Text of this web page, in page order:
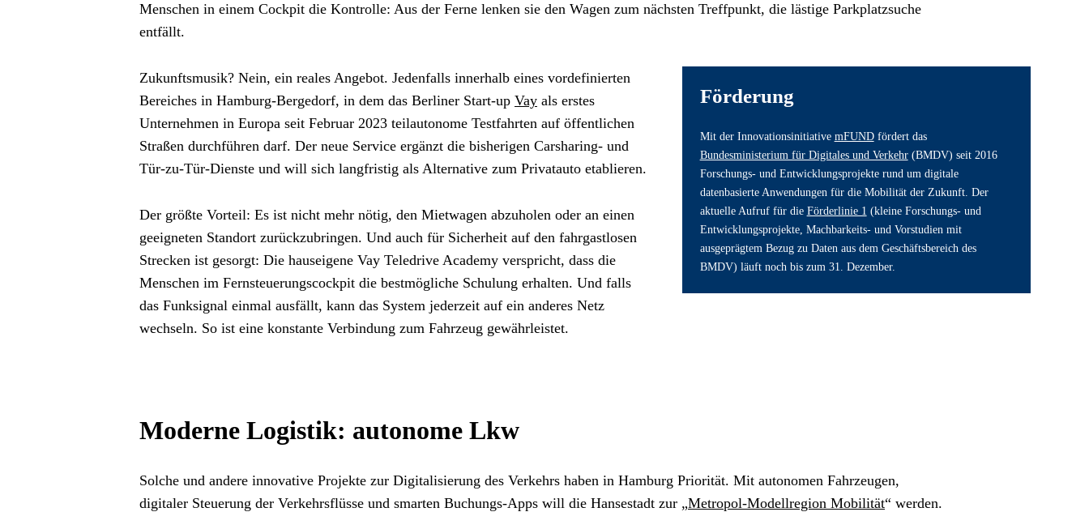
Menschen in einem Cockpit die Kontrolle: Aus der Ferne lenken sie den Wagen zum nächsten Treffpunkt, die lästige Parkplatzsuche
entfällt.
Förderung
Mit der Innovationsinitiative mFUND
fördert das
Bundesministerium für Digitales und Verkehr (BMDV) seit 2016
Forschungs- und Entwicklungsprojekte rund um digitale
datenbasierte Anwendungen für die Mobilität der Zukunft. Der
aktuelle Aufruf für die Förderlinie 1 (kleine Forschungs- und
Entwicklungsprojekte, Machbarkeits- und Vorstudien mit
ausgeprägtem Bezug zu Daten aus dem Geschäftsbereich des
BMDV) läuft noch bis zum 31. Dezember.
Zukunftsmusik? Nein, ein reales Angebot. Jedenfalls innerhalb eines vordefinierten
Bereiches in Hamburg-Bergedorf, in dem das Berliner Start-up Vay als erstes
Unternehmen in Europa seit Februar 2023 teilautonome Testfahrten auf öffentlichen
Straßen durchführen darf. Der neue Service ergänzt die bisherigen Carsharing- und
Tür-zu-Tür-Dienste und will sich langfristig als Alternative zum Privatauto etablieren.
Der größte Vorteil: Es ist nicht mehr nötig, den Mietwagen abzuholen oder an einen
geeigneten Standort zurückzubringen. Und auch für Sicherheit auf den fahrgastlosen
Strecken ist gesorgt: Die hauseigene Vay Teledrive Academy verspricht, dass die
Menschen im Fernsteuerungscockpit die bestmögliche Schulung erhalten. Und falls
das Funksignal einmal ausfällt, kann das System jederzeit auf ein anderes Netz
wechseln. So ist eine konstante Verbindung zum Fahrzeug gewährleistet.
Moderne Logistik: autonome Lkw
Solche und andere innovative Projekte zur Digitalisierung des Verkehrs haben in Hamburg Priorität. Mit autonomen Fahrzeugen,
digitaler Steuerung der Verkehrsflüsse und smarten Buchungs-Apps will die Hansestadt zur „Metropol-Modellregion Mobilität“ werden.